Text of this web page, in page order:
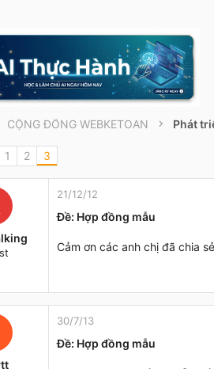
y
g
ử
i
CỘNG ĐỒNG WEBKETOAN Phát
1 2 3
0
Dinh
21/12/12
Ðề: Hợp đồng mẫu
Cảm ơn các anh chị đã chia
30/7/13
Ðề: Hợp đồng mẫu